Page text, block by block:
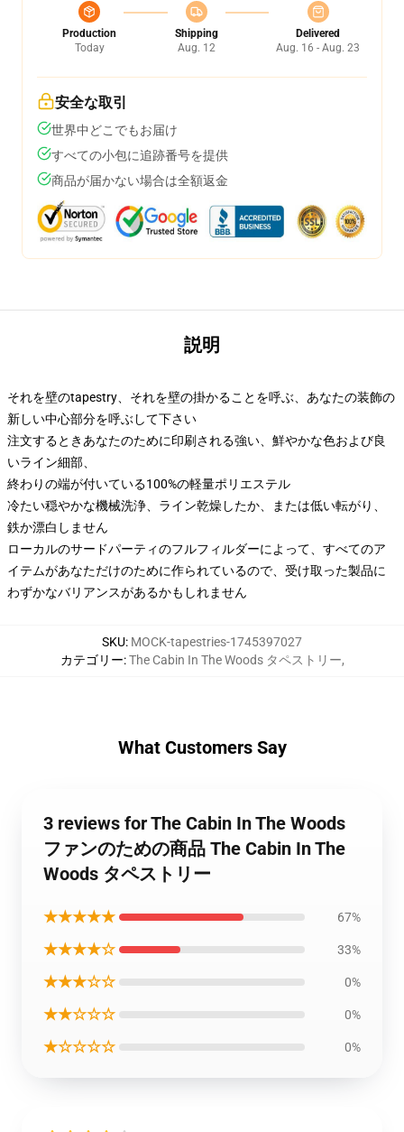
Production
Today
Shipping
Aug. 12
Delivered
Aug. 16 - Aug. 23
安全な取引
世界中どこでもお届け
すべての小包に追跡番号を提供
商品が届かない場合は全額返金
説明
それを壁のtapestry、それを壁の掛かることを呼ぶ、あなたの装飾の
新しい中心部分を呼ぶして下さい
注文するときあなたのために印刷される強い、鮮やかな色および良
いライン細部、
終わりの端が付いている100%の軽量ポリエステル
冷たい穏やかな機械洗浄、ライン乾燥したか、または低い転がり、
鉄か漂白しません
ローカルのサードパーティのフルフィルダーによって、すべてのア
イテムがあなただけのために作られているので、受け取った製品に
わずかなバリアンスがあるかもしれません
SKU: MOCK-tapestries-1745397027
カテゴリー:The Cabin In The Woods タペストリー,
What Customers Say
3 reviews for The Cabin In The Woods
ファンのための商品 The Cabin In The
Woods タペストリー
★★★★★ 67%
★★★★☆ 33%
★★★☆☆ 0%
★★☆☆☆ 0%
★☆☆☆☆ 0%